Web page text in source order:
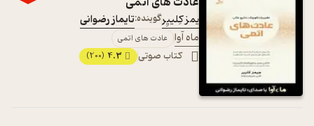
یمز کِلییِرگوینده:تایماز رضوانی
ماه آوا عادت های اتمی
کتاب صوتی 4.3
(200)